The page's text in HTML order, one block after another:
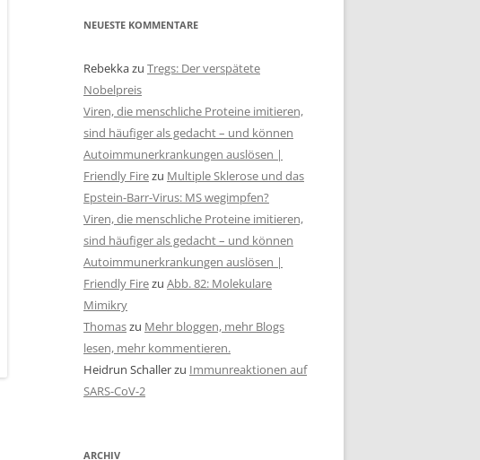
NEUESTE KOMMENTARE
Rebekkazu Tregs: Der verspätete
Nobelpreis
Viren, die menschliche Proteine imitieren,
sind häufiger als gedacht – und können
Autoimmunerkrankungen auslösen |
Friendly Firezu Multiple Sklerose und das
Epstein-Barr-Virus: MS wegimpfen?
Viren, die menschliche Proteine imitieren,
sind häufiger als gedacht – und können
Autoimmunerkrankungen auslösen |
Friendly Firezu Abb. 82: Molekulare
Mimikry
Thomaszu Mehr bloggen, mehr Blogs
lesen, mehr kommentieren.
Heidrun Schallerzu Immunreaktionen auf
SARS-CoV-2
ARCHIV